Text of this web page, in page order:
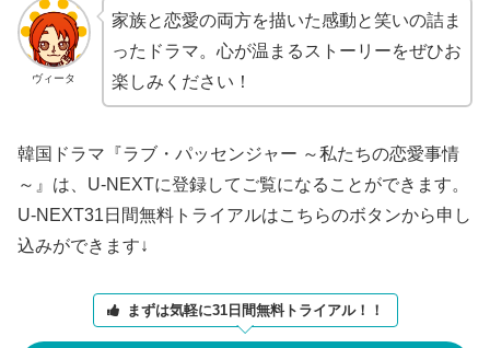
ヴィータ
家族と恋愛の両方を描いた感動と笑いの詰ま
ったドラマ。心が温まるストーリーをぜひお
楽しみください！
韓国ドラマ『ラブ・パッセンジャー ～私たちの恋愛事情
～』は、U-NEXTに登録してご覧になることができます。
U-NEXT31日間無料トライアルはこちらのボタンから申し
込みができます↓
まずは気軽に31日間無料トライアル！！